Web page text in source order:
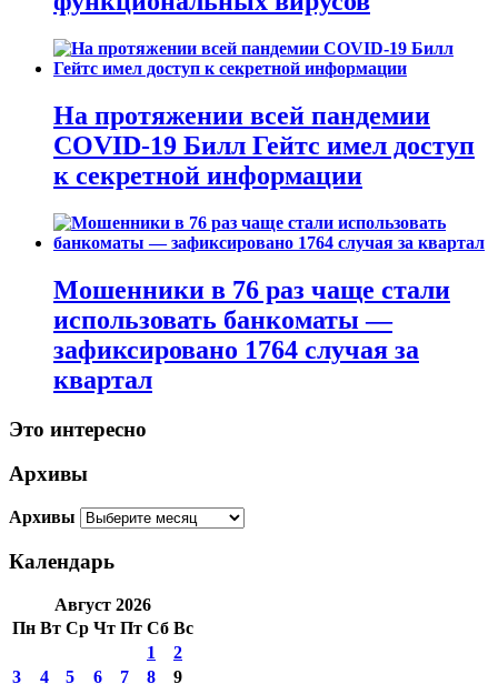
На протяжении всей пандемии
COVID-19 Билл Гейтс имел доступ
к секретной информации
Мошенники в 76 раз чаще стали
использовать банкоматы —
зафиксировано 1764 случая за
квартал
Это интересно
Архивы
Архивы
Календарь
Август 2026
Пн Вт Ср Чт Пт Сб Вс
1
2
3
4 5 6 7 8
9